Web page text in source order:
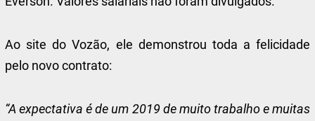
Ao site do Vozão, ele demonstrou toda a felicidade
pelo novo contrato:
“A expectativa é de um 2019 de muito trabalho e muitas